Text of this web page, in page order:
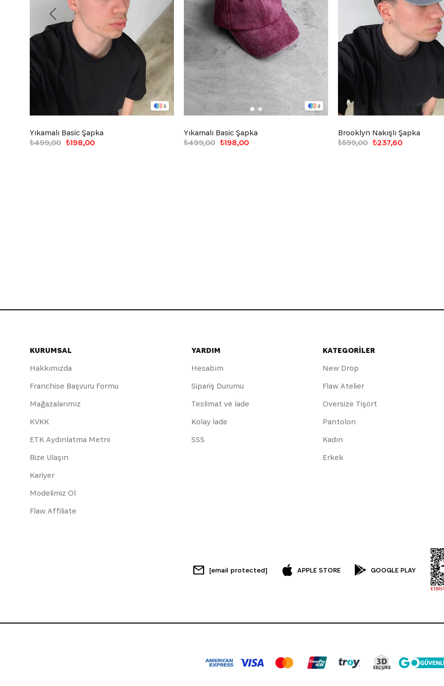
2
Yıkamalı Basic Şapka
₺198,00
₺499,00
2
Yıkamalı Basic Şapka
₺198,00
₺499,00
Brooklyn Nakışlı Şapka
₺237,60
₺599,00
KURUMSAL
Hakkımızda
Franchise Başvuru Formu
Mağazalarımız
KVKK
ETK Aydınlatma Metni
Bize Ulaşın
Kariyer
Modelimiz Ol
Flaw Affiliate
YARDIM
Hesabım
Sipariş Durumu
Teslimat ve İade
Kolay İade
SSS
KATEGORİLER
New Drop
Flaw Atelier
Oversize Tişört
Pantolon
Kadın
Erkek
[email protected] APPLE STORE GOOGLE PLAY